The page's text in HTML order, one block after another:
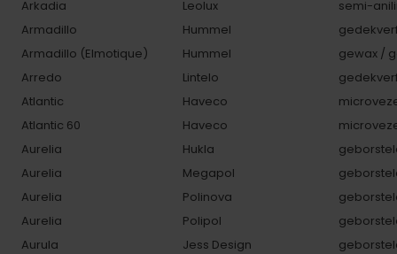
Arkadia Leolux
semi-
Armadillo
Hummel
Armadillo (Elmotique)
Hummel
gewax /
Arredo
Lintelo
Atlantic
Haveco
Atlantic 60
Haveco
Aurelia
Hukla
Aurelia
Megapol
Aurelia
Polinova
Aurelia
Polipol
Aurula
Jess Design